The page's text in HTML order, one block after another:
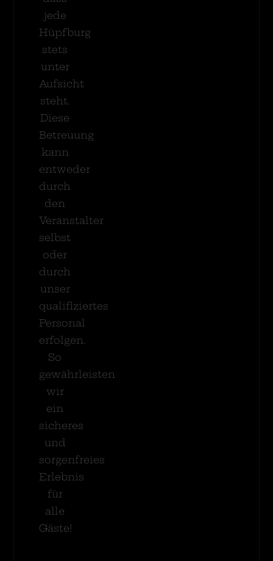
jede
Hüpfburg
stets
unter
Aufsicht
steht.
Diese
Betreuung
kann
entweder
durch
den
Veranstalter
selbst
oder
durch
unser
qualifiziertes
Personal
erfolgen.
So
gewährleisten
wir
ein
sicheres
und
sorgenfreies
Erlebnis
für
alle
Gäste!